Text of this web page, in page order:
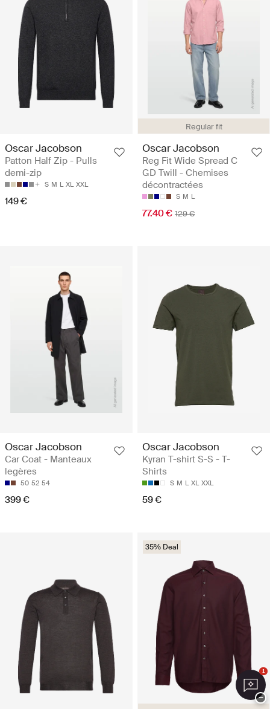
Oscar Jacobson
Patton Half Zip - Pulls
demi-zip
S M L XL XXL
149 €
Regular fit
Oscar Jacobson
Reg Fit Wide Spread C
GD Twill - Chemises
décontractées
S M L
77.40 € 129 €
Oscar Jacobson
Car Coat - Manteaux
legères
50 52 54
399 €
Oscar Jacobson
Kyran T-shirt S-S - T-
Shirts
S M L XL XXL
59 €
35% Deal
1
−